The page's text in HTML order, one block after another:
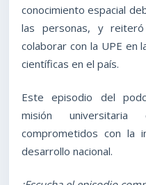
conocimiento espacial
las personas, y
colaborar con la UPE en
científicas en el país.
Este episodio del
misión universitaria
comprometidos con la
desarrollo nacional.